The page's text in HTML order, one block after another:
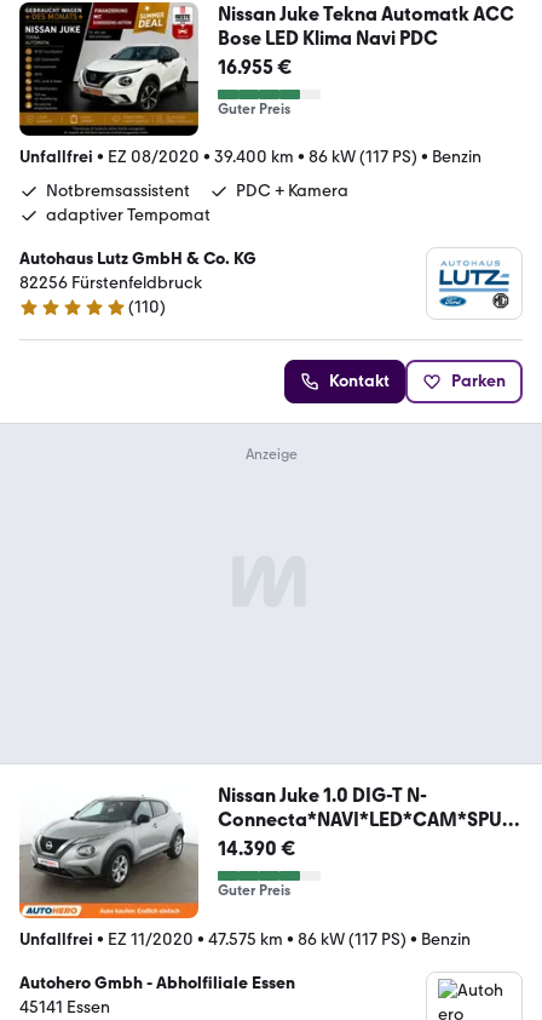
Nissan Juke Tekna Automatk ACC
Bose LED Klima Navi PDC
16.955 €
Guter Preis
Unfallfrei • EZ 08/2020 • 39.400 km • 86 kW (117 PS) • Benzin
Notbremsassistent
PDC + Kamera
adaptiver Tempomat
Autohaus Lutz GmbH & Co. KG
82256 Fürstenfeldbruck
4.9 Sterne
(110)
Kontakt Parken
Nissan Juke 1.0 DIG-T N-
Connecta*NAVI*LED*CAM*SPUR
*PDC*
14.390 €
Guter Preis
Unfallfrei • EZ 11/2020 • 47.575 km • 86 kW (117 PS) • Benzin
Autohero Gmbh - Abholfiliale Essen
45141 Essen